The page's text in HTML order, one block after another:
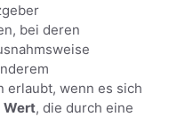
bei deren
erlaubt, wenn es sich
Wert, die durch eine